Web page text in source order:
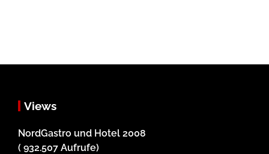
Views
NordGastro und Hotel 2008
( 932.507 Aufrufe)